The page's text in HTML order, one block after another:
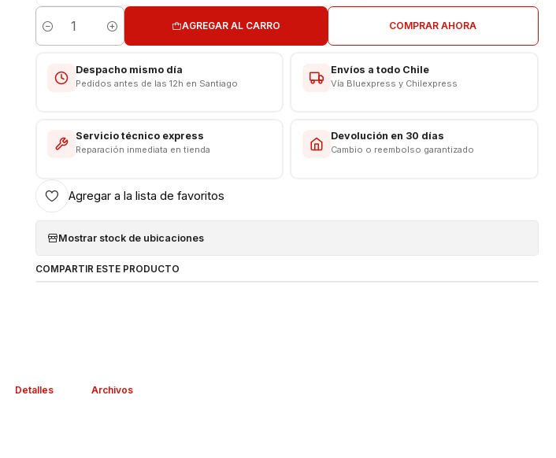
"CONSULTE POR INSTALACIÓN EN TIENDA"
----------------------------------------------
Cantidad
AGREGAR AL CARRO COMPRAR AHORA
Despacho mismo día
Pedidos antes de las 12h en Santiago
Envíos a todo Chile
Vía Bluexpress y Chilexpress
Servicio técnico express
Reparación inmediata en tienda
Devolución en 30 días
Cambio o reembolso garantizado
Agregar a la lista de favoritos
Mostrar stock de ubicaciones
COMPARTIR ESTE PRODUCTO
Detalles Archivos